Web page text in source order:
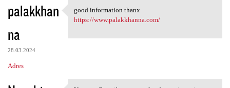
palakkhan
na
28.03.2024
Adres
good information thanx
good information thanx
https://www.palakkhanna.com/